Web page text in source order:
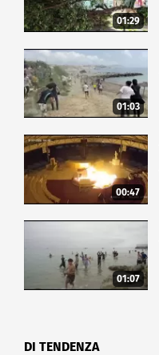
01:29
01:03
00:47
01:07
DI TENDENZA